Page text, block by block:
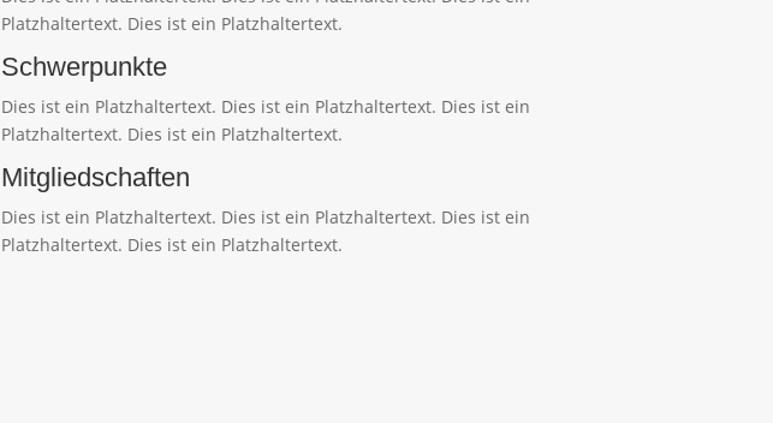
Platzhaltertext. Dies ist ein Platzhaltertext.
Schwerpunkte
Dies ist ein Platzhaltertext. Dies ist ein Platzhaltertext. Dies ist ein
Platzhaltertext. Dies ist ein Platzhaltertext.
Mitgliedschaften
Dies ist ein Platzhaltertext. Dies ist ein Platzhaltertext. Dies ist ein
Platzhaltertext. Dies ist ein Platzhaltertext.